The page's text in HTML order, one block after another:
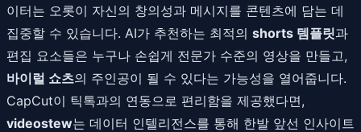
이터는 오롯이 자신의 창의성과 메시지를 콘텐츠에 담는 데
집중할 수 있습니다. AI가 추천하는 최적의 shorts 템플릿과
편집 요소들은 누구나 손쉽게 전문가 수준의 영상을 만들고,
바이럴 쇼츠의 주인공이 될 수 있다는 가능성을 열어줍니다.
CapCut이 틱톡과의 연동으로 편리함을 제공했다면,
videostew는 데이터 인텔리전스를 통해 한발 앞선 인사이트